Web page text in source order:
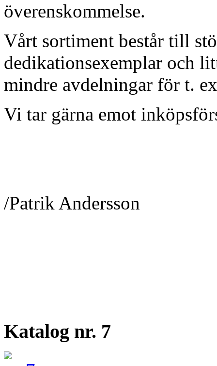
överenskommelse.
Vårt sortiment består till
dedikationsexemplar och
mindre avdelningar för t.
Vi tar gärna emot
/Patrik Andersson
Katalog nr. 7